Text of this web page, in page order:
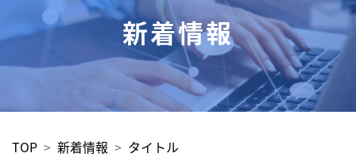
新着情報
TOP 新着情報 タイトル